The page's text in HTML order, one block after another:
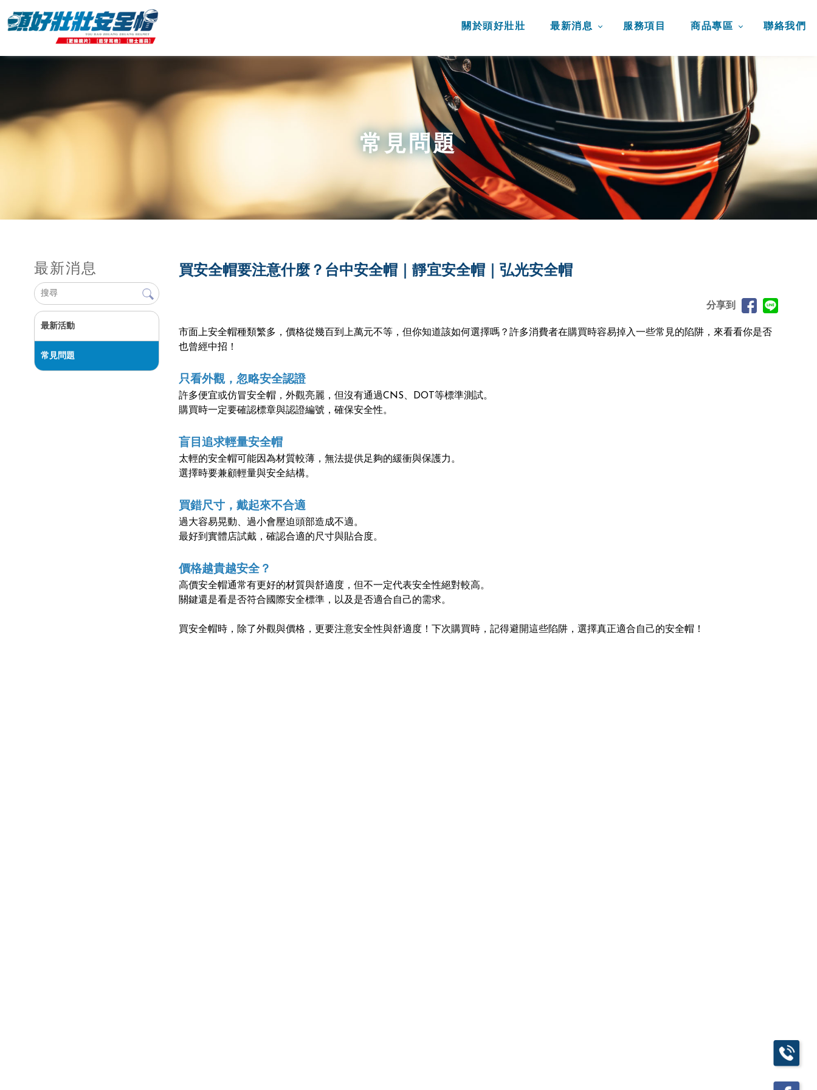
關於頭好壯壯 最新消息 服務項目 商品專區 聯絡我們
常見問題
最新消息
最新活動
常見問題
買安全帽要注意什麼？台中安全帽｜靜宜安全帽｜弘光安全帽
分享到
市面上安全帽種類繁多，價格從幾百到上萬元不等，但你知道該如何選擇嗎？許多消費者在購買時容易掉入一些常見的陷阱，來看看你是否
也曾經中招！
只看外觀，忽略安全認證
許多便宜或仿冒安全帽，外觀亮麗，但沒有通過CNS、DOT等標準測試。
購買時一定要確認標章與認證編號，確保安全性。
盲目追求輕量安全帽
太輕的安全帽可能因為材質較薄，無法提供足夠的緩衝與保護力。
選擇時要兼顧輕量與安全結構。
買錯尺寸，戴起來不合適
過大容易晃動、過小會壓迫頭部造成不適。
最好到實體店試戴，確認合適的尺寸與貼合度。
價格越貴越安全？
高價安全帽通常有更好的材質與舒適度，但不一定代表安全性絕對較高。
關鍵還是看是否符合國際安全標準，以及是否適合自己的需求。
買安全帽時，除了外觀與價格，更要注意安全性與舒適度！下次購買時，記得避開這些陷阱，選擇真正適合自己的安全帽！